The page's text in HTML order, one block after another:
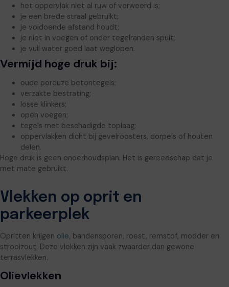
het oppervlak niet al ruw of verweerd is;
je een brede straal gebruikt;
je voldoende afstand houdt;
je niet in voegen of onder tegelranden spuit;
je vuil water goed laat weglopen.
Vermijd hoge druk bij:
oude poreuze betontegels;
verzakte bestrating;
losse klinkers;
open voegen;
tegels met beschadigde toplaag;
oppervlakken dicht bij gevelroosters, dorpels of houten
delen.
Hoge druk is geen onderhoudsplan. Het is gereedschap dat je
met mate gebruikt.
Vlekken op oprit en
parkeerplek
Opritten krijgen olie, bandensporen, roest, remstof, modder en
strooizout. Deze vlekken zijn vaak zwaarder dan gewone
terrasvlekken.
Olievlekken